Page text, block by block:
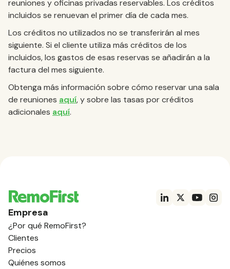
reuniones y oficinas privadas reservables. Los créditos
incluidos se renuevan el primer día de cada mes.
Los créditos no utilizados no se transferirán al mes
siguiente. Si el cliente utiliza más créditos de los
incluidos, los gastos de esas reservas se añadirán a la
factura del mes siguiente.
Obtenga más información sobre cómo reservar una sala
de reuniones aquí, y sobre las tasas por créditos
adicionales aquí.
Empresa
¿Por qué RemoFirst?
Clientes
Precios
Quiénes somos